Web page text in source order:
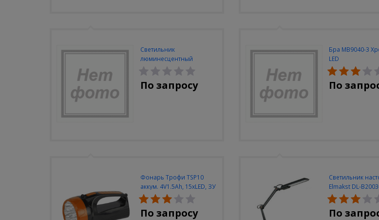
Светильник
люминесцентный
Navigator NEL-A2-E130-T4-
840/WH
По запросу
Бра MB9040-3
LED
По
Фонарь Трофи TSP10
аккум. 4V1.5Ah, 15xLED, ЗУ
вилка 220V
По запросу
Светильник
Elmakst DL-
черный
По